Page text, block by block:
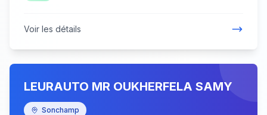
Voir les détails
LEURAUTO MR OUKHERFELA SAMY
Sonchamp